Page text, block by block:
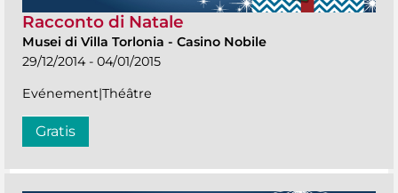
Racconto di Natale
Musei di Villa Torlonia - Casino Nobile
29/12/2014 - 04/01/2015
Evénement|Théâtre
Gratis